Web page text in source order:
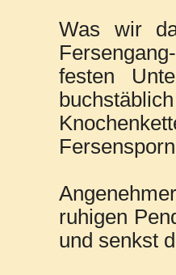
Was wir
festen
ruhigen
und senkst